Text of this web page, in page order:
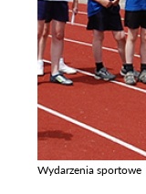
Wydarzenia sportowe